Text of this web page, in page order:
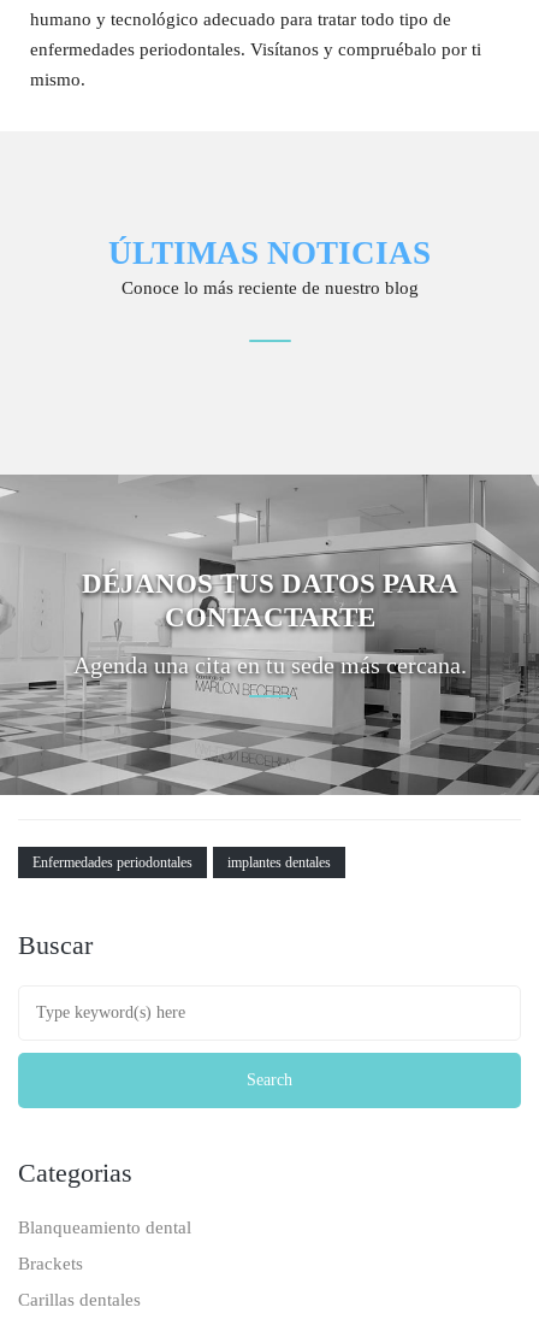
humano y tecnológico adecuado para tratar todo tipo de
enfermedades periodontales. Visítanos y compruébalo por ti
mismo.
ÚLTIMAS NOTICIAS
Conoce lo más reciente de nuestro blog
DÉJANOS TUS DATOS PARA
CONTACTARTE
Agenda una cita en tu sede más cercana.
Enfermedades periodontales implantes dentales
Buscar
Categorias
Blanqueamiento dental
Brackets
Carillas dentales